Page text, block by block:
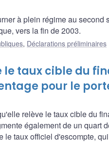
à plein régime au second
vers la fin de 2003.
, Déclarations préliminaires
le taux cible du
pour le
relève le taux cible du
également de un quart
taux officiel d'escompte,